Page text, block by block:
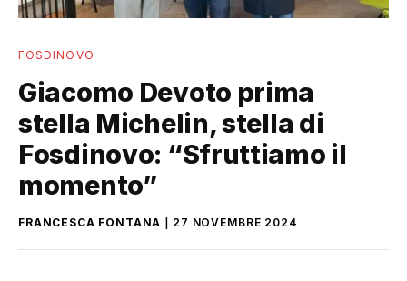
FOSDINOVO
Giacomo Devoto prima
stella Michelin, stella di
Fosdinovo: “Sfruttiamo il
momento”
FRANCESCA FONTANA 27 NOVEMBRE 2024